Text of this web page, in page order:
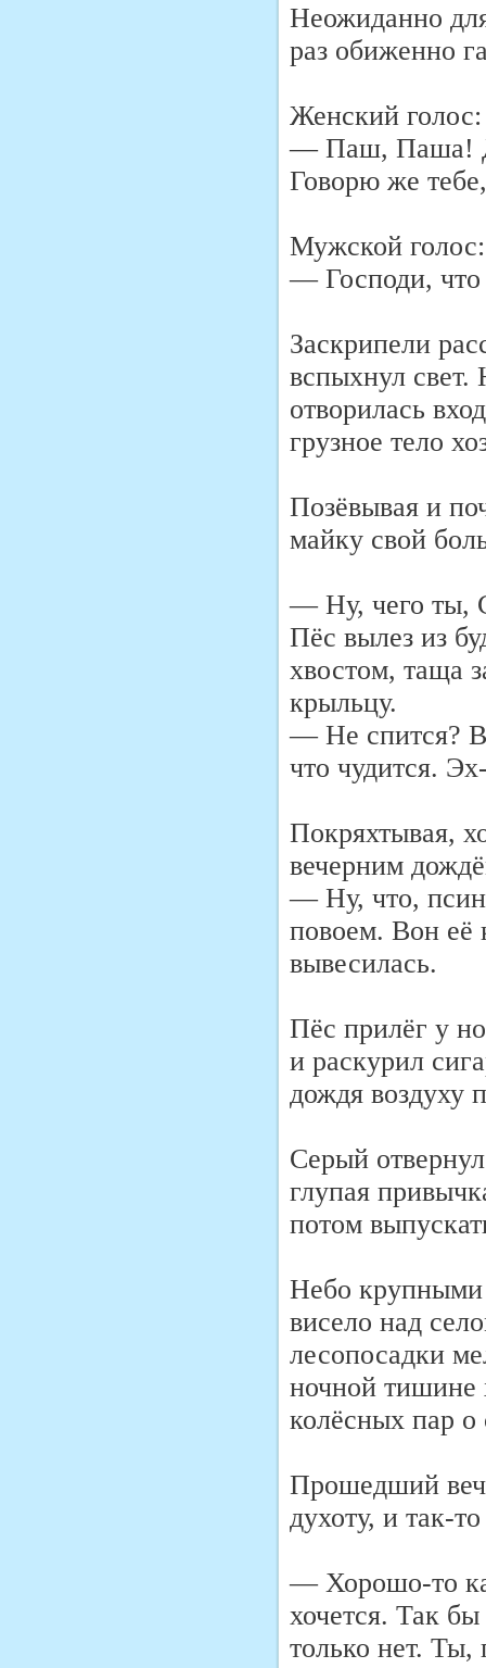
Неожиданно
раз обиженно
Женский голос:
— Паш, Паша!
Говорю же
Мужской голос:
— Господи, что
Заскрипели
вспыхнул
отворилась
грузное тело
Позёвывая и
майку свой
— Ну, чего ты,
Пёс вылез из
хвостом, таща
крыльцу.
— Не спится?
что чудится.
Покряхтывая,
вечерним
— Ну, что,
повоем. Вон её
вывесилась.
Пёс прилёг у
и раскурил
дождя воздуху
Серый
глупая
потом
Небо крупными
висело над
лесопосадки
ночной
колёсных пар о
Прошедший
духоту, и так-
— Хорошо-то
хочется. Так
только нет. Ты,